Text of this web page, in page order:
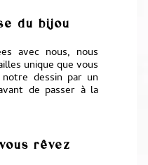
du bijou
avec nous, nous
unique que vous
dessin par un
de passer à la
rêvez